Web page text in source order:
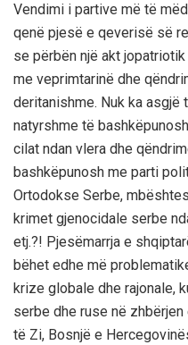
Vendimi i partive më të
qenë pjesë e qeverisë së
se përbën një akt
me veprimtarinë dhe
deritanishme. Nuk ka asgjë
natyrshme të
cilat ndan vlera dhe
bashkëpunosh me parti
Ortodokse Serbe,
krimet gjenocidale serbe
etj.?! Pjesëmarrja e
bëhet edhe më
krize globale dhe rajonale,
serbe dhe ruse në
të Zi, Bosnjë e